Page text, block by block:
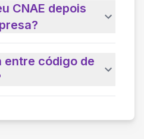
CNAE depois
entre código de